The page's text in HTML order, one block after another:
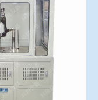
平台